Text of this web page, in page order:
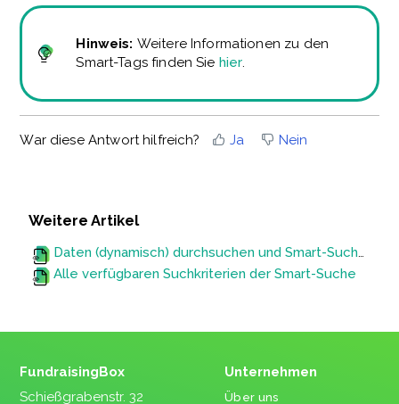
Hinweis: Weitere Informationen zu den
Smart-Tags finden Sie hier.
War diese Antwort hilfreich? Ja Nein
Weitere Artikel
Daten (dynamisch) durchsuchen und Smart-Suchen anlegen
Alle verfügbaren Suchkriterien der Smart-Suche
FundraisingBox
Schießgrabenstr. 32
Unternehmen
Über uns